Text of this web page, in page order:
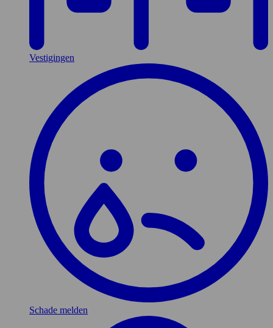
Vestigingen
Schade melden